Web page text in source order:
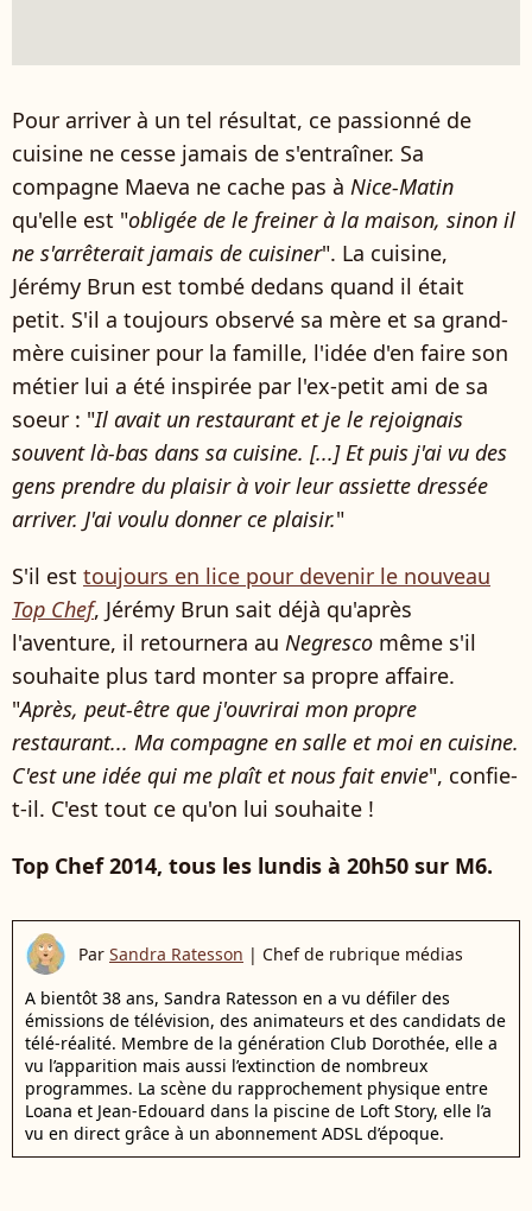
Pour arriver à un tel résultat, ce passionné de
cuisine ne cesse jamais de s'entraîner. Sa
compagne Maeva ne cache pas à Nice-Matin
qu'elle est "obligée de le freiner à la maison, sinon il
ne s'arrêterait jamais de cuisiner". La cuisine,
Jérémy Brun est tombé dedans quand il était
petit. S'il a toujours observé sa mère et sa grand-
mère cuisiner pour la famille, l'idée d'en faire son
métier lui a été inspirée par l'ex-petit ami de sa
soeur : "Il avait un restaurant et je le rejoignais
souvent là-bas dans sa cuisine. [...] Et puis j'ai vu des
gens prendre du plaisir à voir leur assiette dressée
arriver. J'ai voulu donner ce plaisir."
S'il est toujours en lice pour devenir le nouveau
Top Chef, Jérémy Brun sait déjà qu'après
l'aventure, il retournera au Negresco même s'il
souhaite plus tard monter sa propre affaire.
"Après, peut-être que j'ouvrirai mon propre
restaurant... Ma compagne en salle et moi en cuisine.
C'est une idée qui me plaît et nous fait envie", confie-
t-il. C'est tout ce qu'on lui souhaite !
Top Chef 2014, tous les lundis à 20h50 sur M6.
Par Sandra Ratesson | Chef de rubrique médias
A bientôt 38 ans, Sandra Ratesson en a vu défiler des
émissions de télévision, des animateurs et des candidats de
télé-réalité. Membre de la génération Club Dorothée, elle a
vu l’apparition mais aussi l’extinction de nombreux
programmes. La scène du rapprochement physique entre
Loana et Jean-Edouard dans la piscine de Loft Story, elle l’a
vu en direct grâce à un abonnement ADSL d’époque.